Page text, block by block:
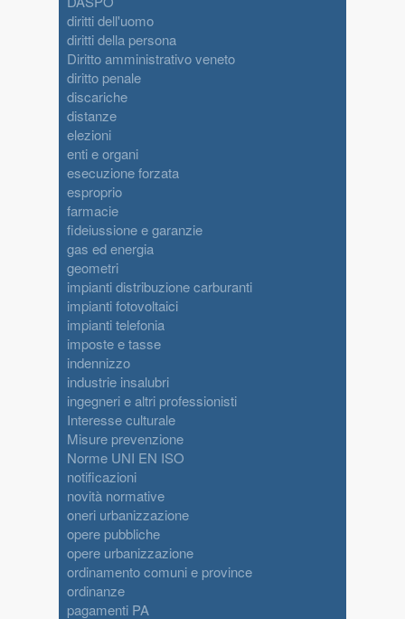
diritti dell'uomo
diritti della persona
Diritto amministrativo veneto
diritto penale
discariche
distanze
elezioni
enti e organi
esecuzione forzata
esproprio
farmacie
fideiussione e garanzie
gas ed energia
geometri
impianti distribuzione carburanti
impianti fotovoltaici
impianti telefonia
imposte e tasse
indennizzo
industrie insalubri
ingegneri e altri professionisti
Interesse culturale
Misure prevenzione
Norme UNI EN ISO
notificazioni
novità normative
oneri urbanizzazione
opere pubbliche
opere urbanizzazione
ordinamento comuni e province
ordinanze
pagamenti PA